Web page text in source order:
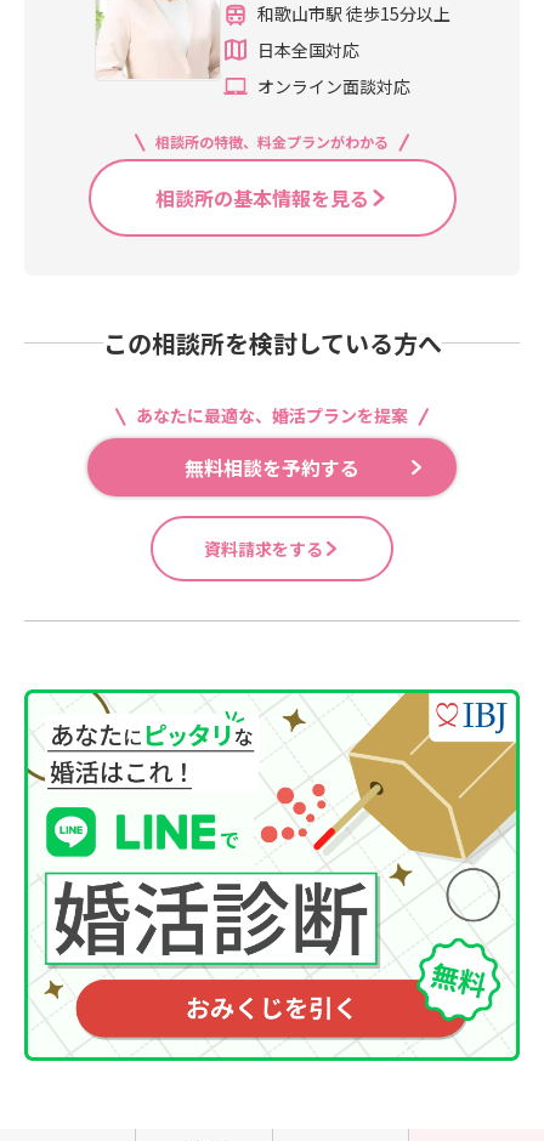
和歌山市駅 徒歩15分以上
日本全国対応
オンライン面談対応
相談所の特徴、料金プランがわかる
相談所の基本情報を見る
この相談所を検討している方へ
あなたに最適な、婚活プランを提案
無料相談を予約する
資料請求をする